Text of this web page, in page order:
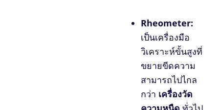
Rheometer:
เป็นเครื่องมือ
วิเคราะห์ขั้นสูงที่
ขยายขีดความ
สามารถไปไกล
กว่า เครื่องวัด